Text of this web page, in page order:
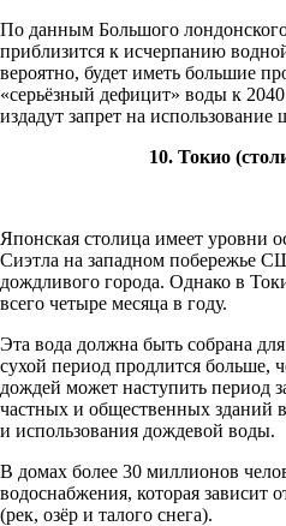
По данным Большого
приблизится к исчерпанию
вероятно, будет иметь большие
«серьёзный дефицит» воды к
издадут запрет на использование
10. Токио
Японская столица имеет уровни
Сиэтла на западном побережье
дождливого города. Однако в
всего четыре месяца в году.
Эта вода должна быть собрана
сухой период продлится больше,
дождей может наступить период
частных и общественных зданий
и использования дождевой воды.
В домах более 30 миллионов
водоснабжения, которая зависит
(рек, озёр и талого снега).